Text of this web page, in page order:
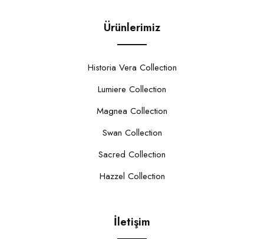
Ürünlerimiz
Historia Vera Collection
Lumiere Collection
Magnea Collection
Swan Collection
Sacred Collection
Hazzel Collection
İletişim